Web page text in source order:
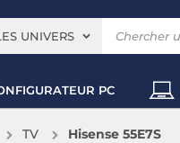
UNIVERS
PC
TV Hisense 55E7S